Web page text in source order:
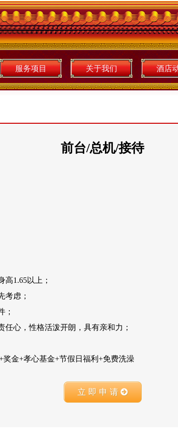
服务项目 关于我们 酒店
前台/总机/接待
1.65以上；
考虑；
；
心，性格活泼开朗，具有亲和力；
金+孝心基金+节假日福利+免费洗澡
立 即 申 请